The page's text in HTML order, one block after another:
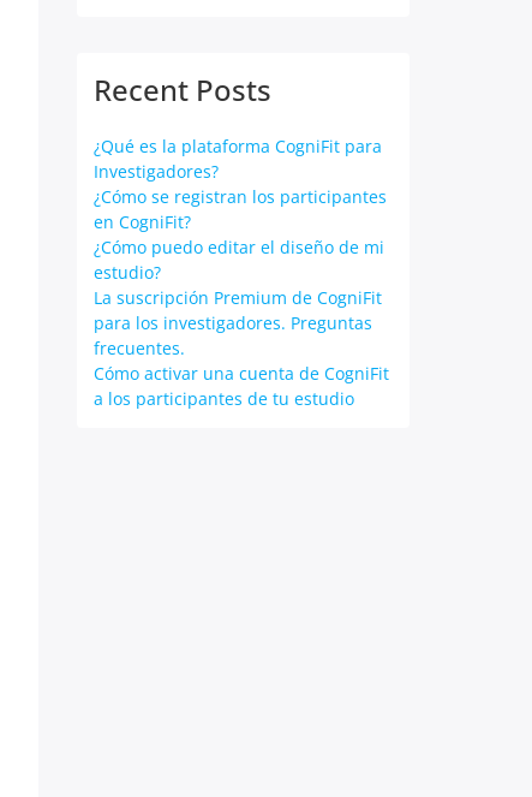
Recent Posts
¿Qué es la plataforma CogniFit para
Investigadores?
¿Cómo se registran los participantes
en CogniFit?
¿Cómo puedo editar el diseño de mi
estudio?
La suscripción Premium de CogniFit
para los investigadores. Preguntas
frecuentes.
Cómo activar una cuenta de CogniFit
a los participantes de tu estudio